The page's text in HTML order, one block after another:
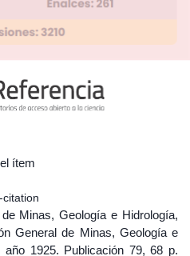
ítem
Minas, Geología e Hidrología,
General de Minas, Geología e
año 1925. Publicación 79, 68 p.